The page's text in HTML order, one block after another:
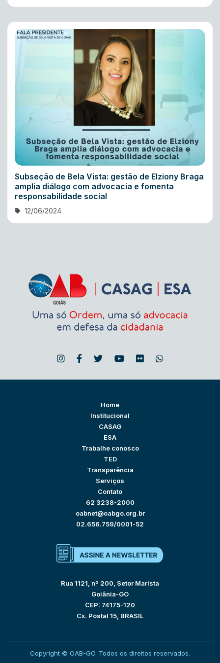
Subseção de Bela Vista: gestão de Elziony Braga
amplia diálogo com advocacia e fomenta
responsabilidade social
12/06/2024
Home
Institucional
CASAG
ESA
Trabalhe conosco
TED
Transparência
Serviços
Contato
62 3238-2000
oabnet@oabgo.org.br
02.656.759/0001-52
Rua 1121, nº 200, Setor Marista
Goiânia-GO
CEP: 74175-120
Cx. Postal 15, BRASIL
Copyright © OAB-GO. Todos os direitos reservados.